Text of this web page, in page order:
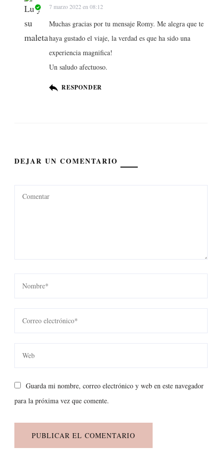
7 marzo 2022 en 08:12
Muchas gracias por tu mensaje Romy. Me alegra que te
haya gustado el viaje, la verdad es que ha sido una
experiencia magnifica!
Un saludo afectuoso.
RESPONDER
DEJAR UN COMENTARIO
Guarda mi nombre, correo electrónico y web en este navegador
para la próxima vez que comente.